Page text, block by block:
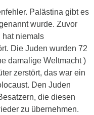
Palästina gibt es
wurde. Zuvor
hat niemals
Die Juden wurden 72
damalige Weltmacht )
zerstört, das war ein
Den Juden
die diesen
zu übernehmen.